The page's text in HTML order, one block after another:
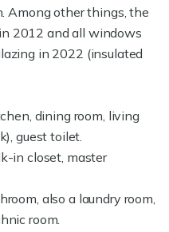
Among other things, the
2012 and all windows
in 2022 (insulated
dining room, living
guest toilet.
in closet, master
also a laundry room,
room.